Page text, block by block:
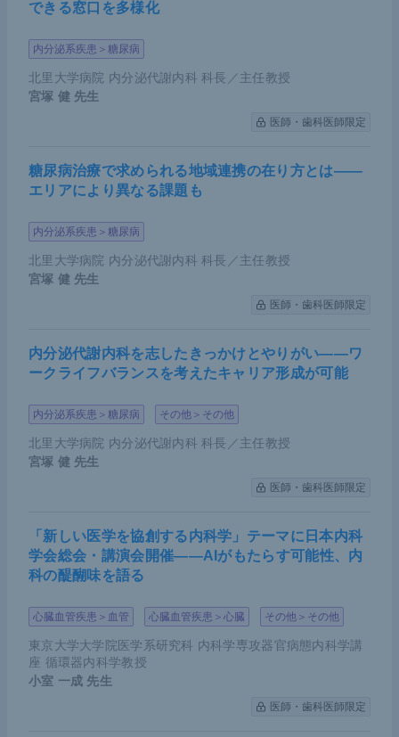
できる窓口を多様化
内分泌系疾患＞糖尿病
北里大学病院 内分泌代謝内科 科長／主任教授
宮塚 健 先生
医師・歯科医師限定
糖尿病治療で求められる地域連携の在り方とは――
エリアにより異なる課題も
内分泌系疾患＞糖尿病
北里大学病院 内分泌代謝内科 科長／主任教授
宮塚 健 先生
医師・歯科医師限定
内分泌代謝内科を志したきっかけとやりがい――ワ
ークライフバランスを考えたキャリア形成が可能
内分泌系疾患＞糖尿病 その他＞その他
北里大学病院 内分泌代謝内科 科長／主任教授
宮塚 健 先生
医師・歯科医師限定
「新しい医学を協創する内科学」テーマに日本内科
学会総会・講演会開催――AIがもたらす可能性、内
科の醍醐味を語る
心臓血管疾患＞血管 心臓血管疾患＞心臓 その他＞その他
東京大学大学院医学系研究科 内科学専攻器官病態内科学講
座 循環器内科学教授
小室 一成 先生
医師・歯科医師限定